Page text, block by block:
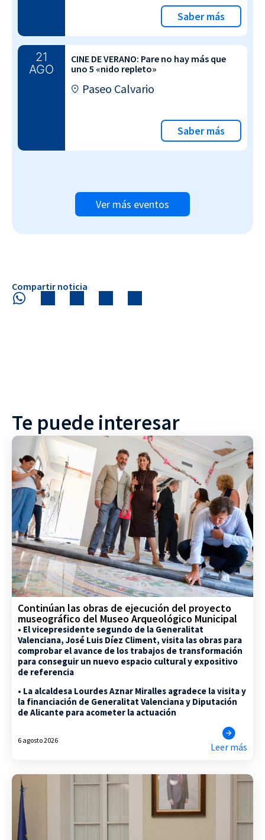
Saber más
21
AGO
CINE DE VERANO: Pare no hay más que
uno 5 «nido repleto»
Paseo Calvario
Saber más
Ver más eventos
Compartir noticia
Te puede interesar
Continúan las obras de ejecución del proyecto
museográfico del Museo Arqueológico Municipal
• El vicepresidente segundo de la Generalitat
Valenciana, José Luis Díez Climent, visita las obras para
comprobar el avance de los trabajos de transformación
para conseguir un nuevo espacio cultural y expositivo
de referencia
• La alcaldesa Lourdes Aznar Miralles agradece la visita y
la financiación de Generalitat Valenciana y Diputación
de Alicante para acometer la actuación
6 agosto 2026
Leer más